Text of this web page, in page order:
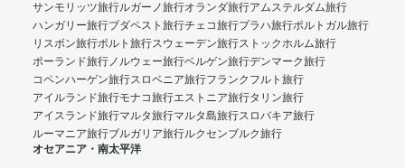
サンモリッツ旅行ルガーノ旅行オランダ旅行アムステルダム旅行
ハンガリー旅行ブダペスト旅行チェコ旅行プラハ旅行ポルトガル旅行
リスボン旅行ポルト旅行スウェーデン旅行ストックホルム旅行
ポーランド旅行ノルウェー旅行ベルゲン旅行デンマーク旅行
コペンハーゲン旅行スロベニア旅行フランクフルト旅行
アイルランド旅行モナコ旅行エストニア旅行タリン旅行
アイスランド旅行マルタ旅行マルタ島旅行スロバキア旅行
ルーマニア旅行ブルガリア旅行ルクセンブルク旅行
オセアニア・南太平洋